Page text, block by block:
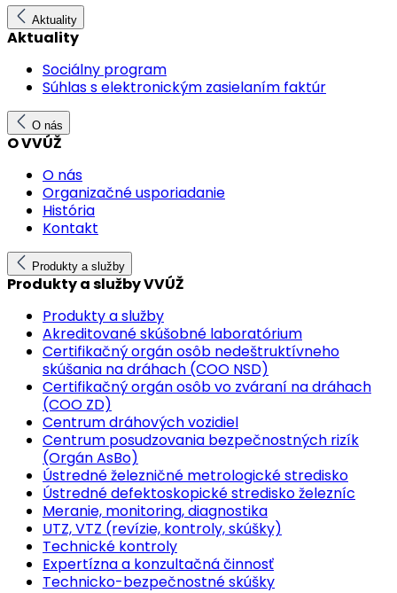
Aktuality
Aktuality
Sociálny program
Súhlas s elektronickým zasielaním faktúr
O nás
O VVÚŽ
O nás
Organizačné usporiadanie
História
Kontakt
Produkty a služby
Produkty a služby VVÚŽ
Produkty a služby
Akreditované skúšobné laboratórium
Certifikačný orgán osôb nedeštruktívneho
skúšania na dráhach (COO NSD)
Certifikačný orgán osôb vo zváraní na dráhach
(COO ZD)
Centrum dráhových vozidiel
Centrum posudzovania bezpečnostných rizík
(Orgán AsBo)
Ústredné železničné metrologické stredisko
Ústredné defektoskopické stredisko železníc
Meranie, monitoring, diagnostika
UTZ, VTZ (revízie, kontroly, skúšky)
Technické kontroly
Expertízna a konzultačná činnosť
Technicko-bezpečnostné skúšky